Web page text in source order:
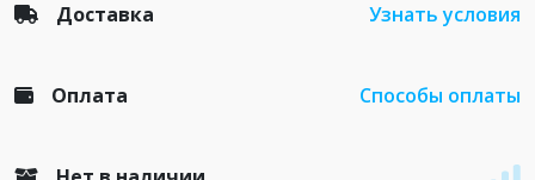
Доставка Узнать условия
Оплата Способы оплаты